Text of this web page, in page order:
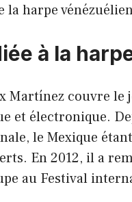
la harpe
à la
Martínez couvre le
et électronique.
le Mexique
En 2012, il a
au Festival